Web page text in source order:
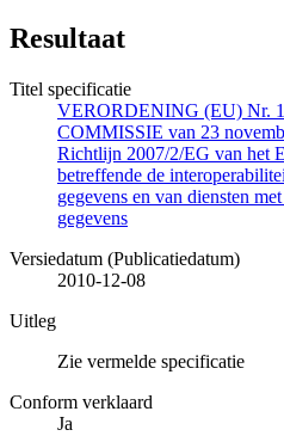
Resultaat
Titel specificatie
VERORDENING (EU) Nr.
COMMISSIE van 23
Richtlijn 2007/2/EG van het
betreffende de
gegevens en van diensten
gegevens
Versiedatum (Publicatiedatum)
2010-12-08
Uitleg
Zie vermelde specificatie
Conform verklaard
Ja